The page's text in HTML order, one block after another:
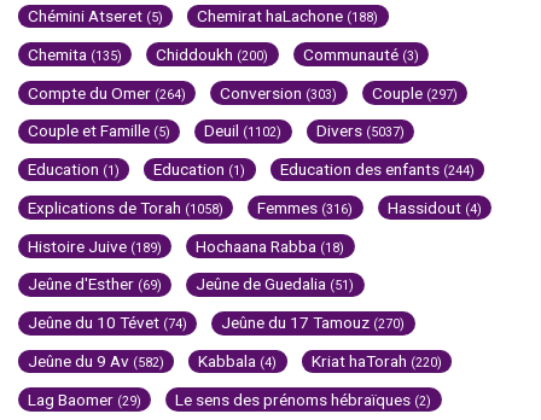
Chémini Atseret (5) Chemirat haLachone (188)
Chemita (135) Chiddoukh (200) Communauté (3)
Compte du Omer (264) Conversion (303) Couple (297)
Couple et Famille (5) Deuil (1102) Divers (5037)
Education (1) Education (1) Education des enfants (244)
Explications de Torah (1058) Femmes (316) Hassidout (4)
Histoire Juive (189) Hochaana Rabba (18)
Jeûne d'Esther (69) Jeûne de Guedalia (51)
Jeûne du 10 Tévet (74) Jeûne du 17 Tamouz (270)
Jeûne du 9 Av (582) Kabbala (4) Kriat haTorah (220)
Lag Baomer (29) Le sens des prénoms hébraïques (2)